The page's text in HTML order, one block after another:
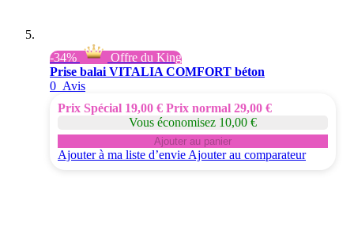
-34%
Offre du King
Prise balai VITALIA COMFORT béton
0 Avis
Prix Spécial 19,00 € Prix normal 29,00 €
Vous économisez 10,00 €
Ajouter au panier
Ajouter à ma liste d’envie Ajouter au comparateur